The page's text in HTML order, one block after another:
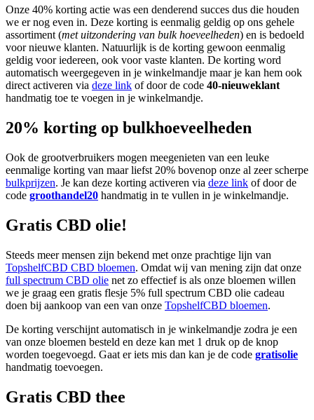
Onze 40% korting actie was een denderend succes dus die houden
we er nog even in. Deze korting is eenmalig geldig op ons gehele
assortiment (met uitzondering van bulk hoeveelheden) en is bedoeld
voor nieuwe klanten. Natuurlijk is de korting gewoon eenmalig
geldig voor iedereen, ook voor vaste klanten. De korting word
automatisch weergegeven in je winkelmandje maar je kan hem ook
direct activeren via deze link of door de code 40-nieuweklant
handmatig toe te voegen in je winkelmandje.
20% korting op bulkhoeveelheden
Ook de grootverbruikers mogen meegenieten van een leuke
eenmalige korting van maar liefst 20% bovenop onze al zeer scherpe
bulkprijzen. Je kan deze korting activeren via deze link of door de
code groothandel20 handmatig in te vullen in je winkelmandje.
Gratis CBD olie!
Steeds meer mensen zijn bekend met onze prachtige lijn van
TopshelfCBD CBD bloemen. Omdat wij van mening zijn dat onze
full spectrum CBD olie net zo effectief is als onze bloemen willen
we je graag een gratis flesje 5% full spectrum CBD olie cadeau
doen bij aankoop van een van onze TopshelfCBD bloemen.
De korting verschijnt automatisch in je winkelmandje zodra je een
van onze bloemen besteld en deze kan met 1 druk op de knop
worden toegevoegd. Gaat er iets mis dan kan je de code gratisolie
handmatig toevoegen.
Gratis CBD thee